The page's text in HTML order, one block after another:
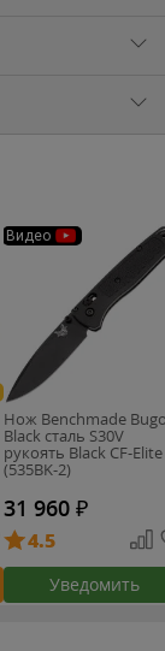
Видео
Нож Benchmade
Black сталь S30V
рукоять Black CF-Elite
(535BK-2)
31 960 ₽
4.5
Уведомить